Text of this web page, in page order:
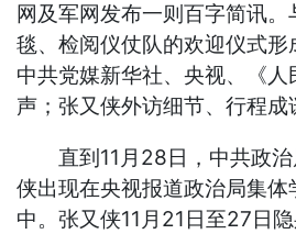
网及军网发布一则百字简讯。
毯、检阅仪仗队的欢迎仪式形
中共党媒新华社、央视、《
声；张又侠外访细节、行程成
直到11月28日，中共政治
侠出现在央视报道政治局集体
中。张又侠11月21日至27日